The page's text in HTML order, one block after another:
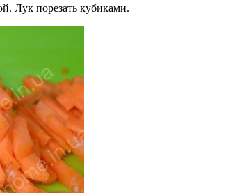
Лук порезать кубиками.